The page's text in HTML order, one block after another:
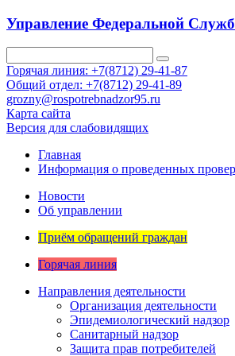
Управление Федеральной
Горячая линия: +7(8712) 29-41-87
Общий отдел: +7(8712) 29-41-89
grozny@rospotrebnadzor95.ru
Карта сайта
Версия для слабовидящих
Главная
Информация о проведенных
Новости
Об управлении
Приём обращений граждан
Горячая линия
Направления деятельности
Организация деятельности
Эпидемиологический надзор
Санитарный надзор
Защита прав потребителей